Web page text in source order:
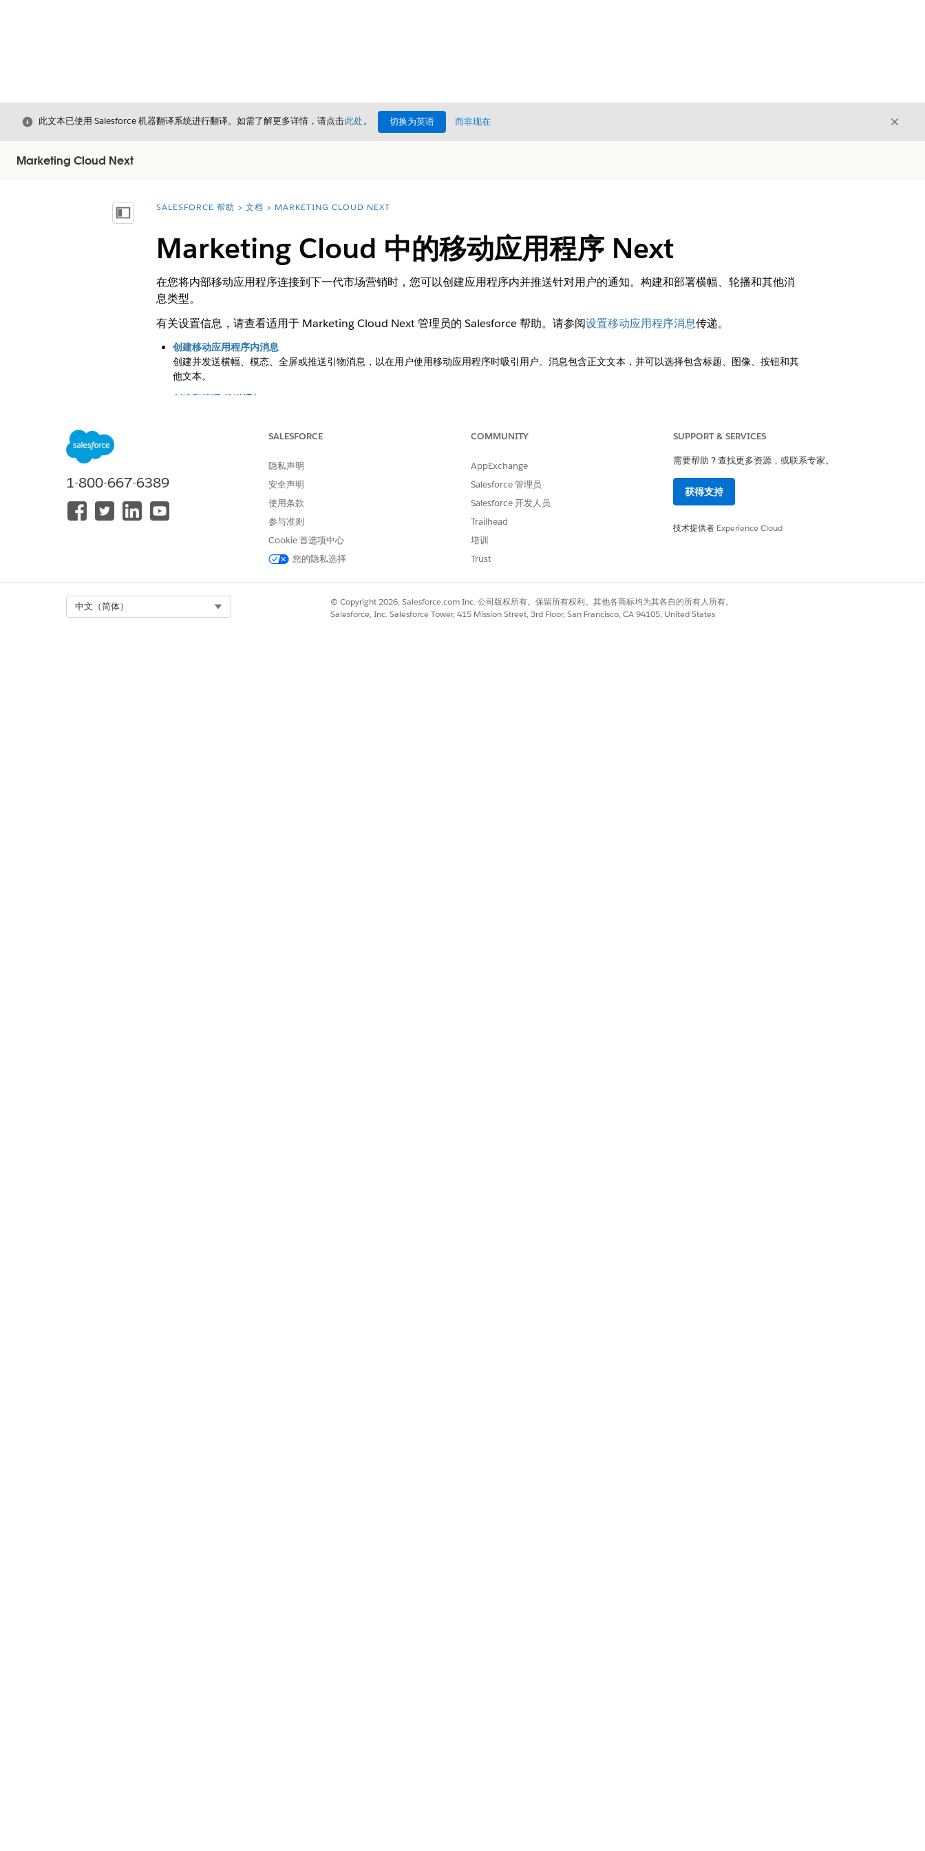
关闭
此文本已使用 Salesforce 机器翻译系统进行翻译。如需了解更多详情，请点击此处。 切换为英语 而非现在 关闭
Marketing Cloud Next
显示目录 您在此处：
SALESFORCE 帮助 文档 MARKETING CLOUD NEXT
Marketing Cloud 中的移动应用程序 Next
在您将内部移动应用程序连接到下一代市场营销时，您可以创建应用程序内并推送针对用户的通知。构建和部署横幅、轮播和其他消
息类型。
有关设置信息，请查看适用于 Marketing Cloud Next管理员的 Salesforce 帮助。请参阅设置移动应用程序消息传递。
创建移动应用程序内消息
创建并发送横幅、模态、全屏或推送引物消息，以在用户使用移动应用程序时吸引用户。消息包含正文文本，并可以选择包含标题、图像、按钮和其
他文本。
创建和管理 ‌推送通知
本文章是否解决您的问题？
请与我们共享您的想法，以便我们进行改进！
1-800-667-6389
SALESFORCE
隐私声明
安全声明
使用条款
参与准则
Cookie 首选项中心
您的隐私选择
COMMUNITY
AppExchange
Salesforce 管理员
Salesforce 开发人员
Trailhead
培训
Trust
SUPPORT & SERVICES
需要帮助？查找更多资源，或联系专家。
获得支持
技术提供者 Experience Cloud
中文（简体）
© Copyright 2026, Salesforce.com Inc. 公司版权所有。保留所有权利。其他各商标均为其各自的所有人所有。
Salesforce, Inc. Salesforce Tower, 415 Mission Street, 3rd Floor, San Francisco, CA 94105, United States